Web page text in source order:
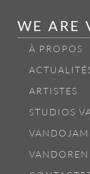
WE ARE
À PROPOS
ARTISTES
STUDIOS
VANDOREN